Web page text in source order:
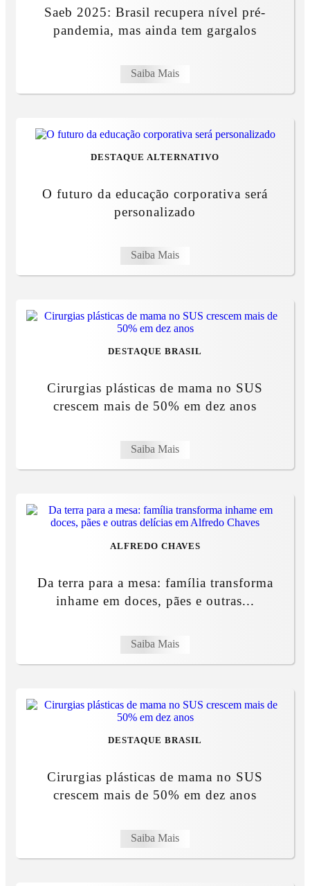
Saeb 2025: Brasil recupera nível pré-
pandemia, mas ainda tem gargalos
Saiba Mais
DESTAQUE ALTERNATIVO
O futuro da educação corporativa será
personalizado
Saiba Mais
DESTAQUE BRASIL
Cirurgias plásticas de mama no SUS
crescem mais de 50% em dez anos
Saiba Mais
ALFREDO CHAVES
Da terra para a mesa: família transforma
inhame em doces, pães e outras...
Saiba Mais
DESTAQUE BRASIL
Cirurgias plásticas de mama no SUS
crescem mais de 50% em dez anos
Saiba Mais